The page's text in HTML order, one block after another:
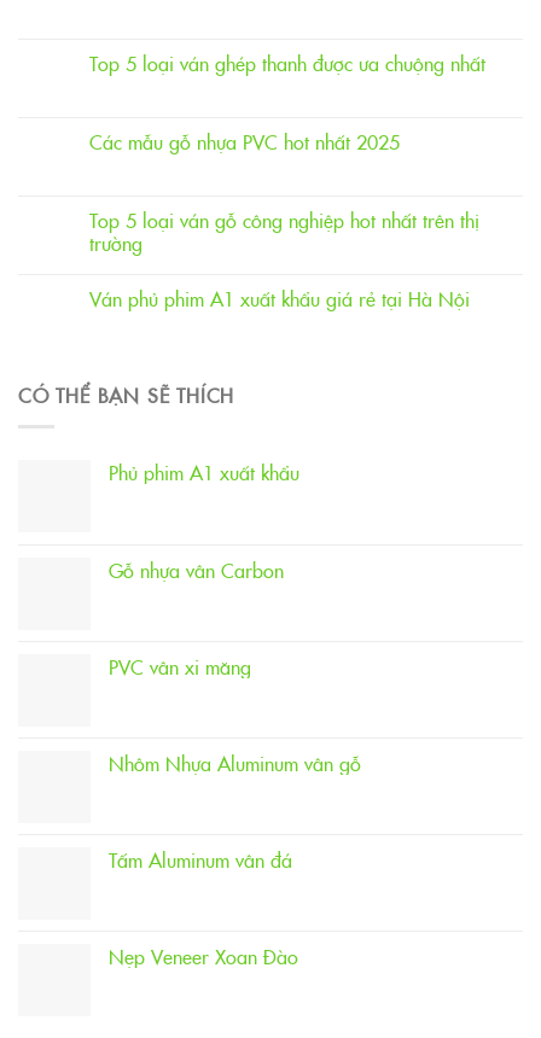
Top 5 loại ván ghép thanh được ưa chuộng nhất
Các mẫu gỗ nhựa PVC hot nhất 2025
Top 5 loại ván gỗ công nghiệp hot nhất trên thị
trường
Ván phủ phim A1 xuất khẩu giá rẻ tại Hà Nội
CÓ THỂ BẠN SẼ THÍCH
Phủ phim A1 xuất khẩu
Gỗ nhựa vân Carbon
PVC vân xi măng
Nhôm Nhựa Aluminum vân gỗ
Tấm Aluminum vân đá
Nẹp Veneer Xoan Đào